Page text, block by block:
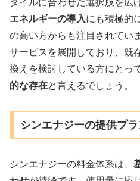
タイルに合わせた選択肢を広
エネルギーの導入にも積極的
の高い方からも注目されてい
サービスを展開しており、既
換えを検討している方にとって
的な存在と言えるでしょう。
シンエナジーの提供プ
シンエナジーの料金体系は、